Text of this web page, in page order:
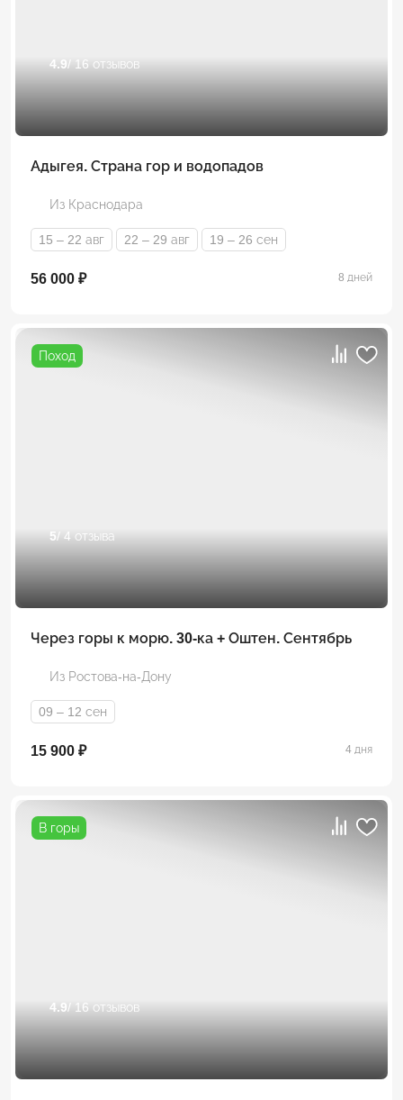
4.9/ 16 отзывов
Адыгея. Страна гор и водопадов
Из Краснодара
15 – 22 авг 22 – 29 авг 19 – 26 сен
56 000 ₽ 8 дней
Поход
5/ 4 отзыва
Через горы к морю. 30-ка + Оштен. Сентябрь
Из Ростова-на-Дону
09 – 12 сен
15 900 ₽ 4 дня
В горы
4.9 / 16 отзывов